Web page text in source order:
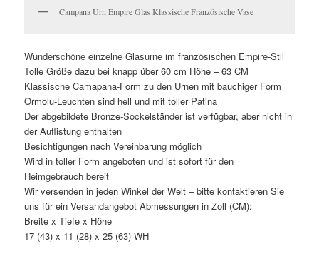
Campana Urn Empire Glas Klassische Französische Vase
Wunderschöne einzelne Glasurne im französischen Empire-Stil
Tolle Größe dazu bei knapp über 60 cm Höhe – 63 CM
Klassische Camapana-Form zu den Urnen mit bauchiger Form
Ormolu-Leuchten sind hell und mit toller Patina
Der abgebildete Bronze-Sockelständer ist verfügbar, aber nicht in
der Auflistung enthalten
Besichtigungen nach Vereinbarung möglich
Wird in toller Form angeboten und ist sofort für den
Heimgebrauch bereit
Wir versenden in jeden Winkel der Welt – bitte kontaktieren Sie
uns für ein Versandangebot Abmessungen in Zoll (CM):
Breite x Tiefe x Höhe
17 (43) x 11 (28) x 25 (63) WH